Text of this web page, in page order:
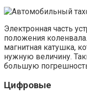
Электронная часть
положения
магнитная катушка,
нужную величину.
большую
Цифровые